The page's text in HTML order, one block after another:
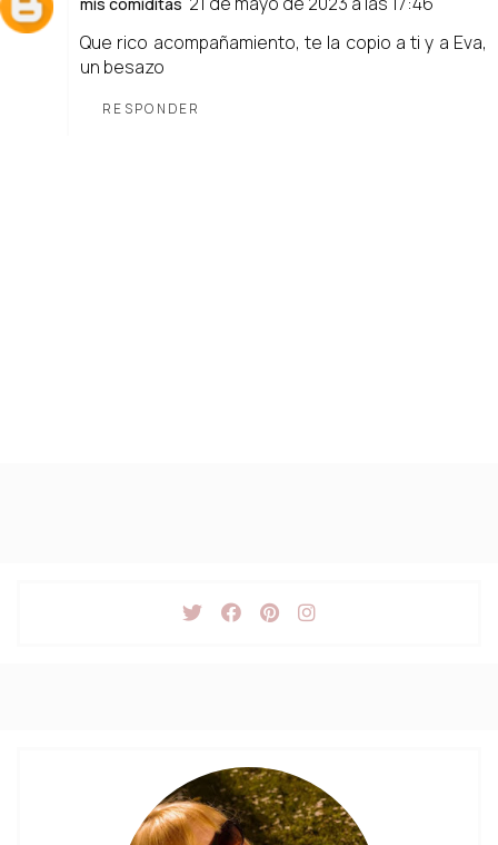
Que rico acompañamiento, te la copio a ti y a Eva,
un besazo
RESPONDER